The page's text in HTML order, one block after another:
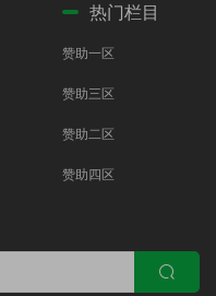
热门栏目
赞助一区
赞助三区
赞助二区
赞助四区